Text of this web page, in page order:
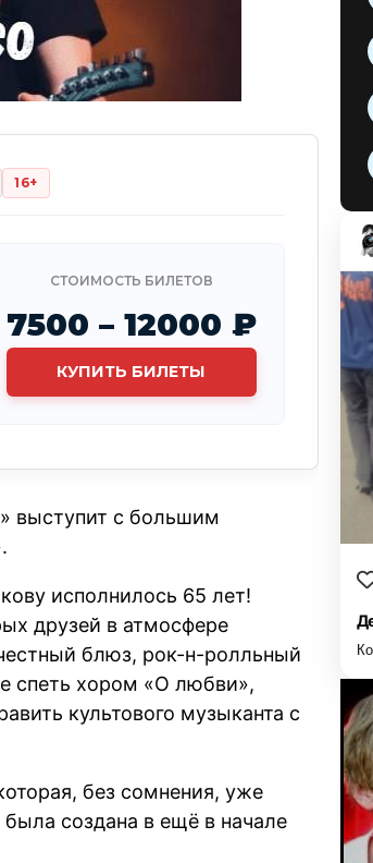
16+
СТОИМОСТЬ БИЛЕТОВ
7500 – 12000 ₽
КУПИТЬ БИЛЕТЫ
выступит с большим
исполнилось 65 лет!
друзей в атмосфере
блюз, рок-н-ролльный
спеть хором «О любви»,
культового музыканта с
без сомнения, уже
создана в ещё в начале